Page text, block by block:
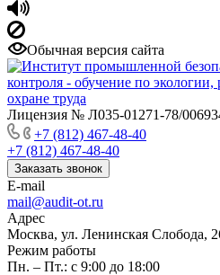
Обычная версия сайта
Лицензия № Л035-01271-78/
+7 (812) 467-48-40
+7 (812) 467-48-40
Заказать звонок
E-mail
mail@audit-ot.ru
Адрес
Москва, ул. Ленинская Слобода,
Режим работы
Пн. – Пт.: с 9:00 до 18:00